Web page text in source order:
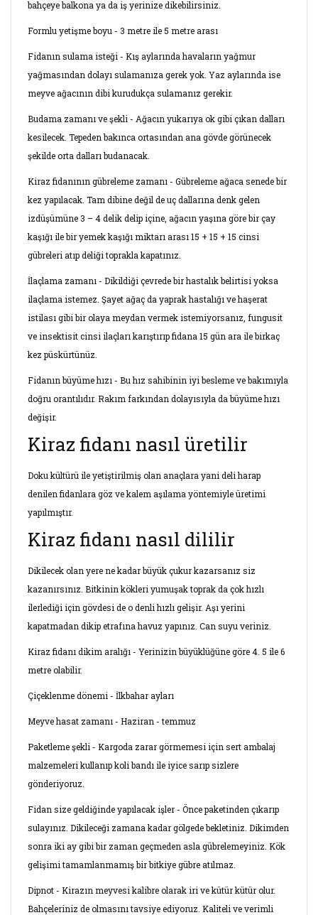
bahçeye balkona ya da iş yerinize dikebilirsiniz.
Formlu yetişme boyu - 3 metre ile 5 metre arası
Fidanın sulama isteği - Kış aylarında havaların yağmur
yağmasından dolayı sulamanıza gerek yok. Yaz aylarında ise
meyve ağacının dibi kurudukça sulamanız gerekir.
Budama zamanı ve şekli - Ağacın yukarıya ok gibi çıkan dalları
kesilecek. Tepeden bakınca ortasından ana gövde görünecek
şekilde orta dalları budanacak.
Kiraz fidanının gübreleme zamanı - Gübreleme ağaca senede bir
kez yapılacak. Tam dibine değil de uç dallarına denk gelen
izdüşümüne 3 – 4 delik delip içine, ağacın yaşına göre bir çay
kaşığı ile bir yemek kaşığı miktarı arası 15 + 15 + 15 cinsi
gübreleri atıp deliği toprakla kapatınız.
İlaçlama zamanı - Dikildiği çevrede bir hastalık belirtisi yoksa
ilaçlama istemez. Şayet ağaç da yaprak hastalığı ve haşerat
istilası gibi bir olaya meydan vermek istemiyorsanız, fungusit
ve insektisit cinsi ilaçları karıştırıp fidana 15 gün ara ile birkaç
kez püskürtünüz.
Fidanın büyüme hızı - Bu hız sahibinin iyi besleme ve bakımıyla
doğru orantılıdır. Rakım farkından dolayısıyla da büyüme hızı
değişir.
Kiraz fidanı nasıl üretilir
Doku kültürü ile yetiştirilmiş olan anaçlara yani deli harap
denilen fidanlara göz ve kalem aşılama yöntemiyle üretimi
yapılmıştır.
Kiraz fidanı nasıl dililir
Dikilecek olan yere ne kadar büyük çukur kazarsanız siz
kazanırsınız. Bitkinin kökleri yumuşak toprak da çok hızlı
ilerlediği için gövdesi de o denli hızlı gelişir. Aşı yerini
kapatmadan dikip etrafına havuz yapınız. Can suyu veriniz.
Kiraz fidanı dikim aralığı - Yerinizin büyüklüğüne göre 4. 5 ile 6
metre olabilir.
Çiçeklenme dönemi - İlkbahar ayları
Meyve hasat zamanı - Haziran - temmuz
Paketleme şekli - Kargoda zarar görmemesi için sert ambalaj
malzemeleri kullanıp koli bandı ile iyice sarıp sizlere
gönderiyoruz.
Fidan size geldiğinde yapılacak işler - Önce paketinden çıkarıp
sulayınız. Dikileceği zamana kadar gölgede bekletiniz. Dikimden
sonra iki ay gibi bir zaman geçmeden asla gübrelemeyiniz. Kök
gelişimi tamamlanmamış bir bitkiye gübre atılmaz.
Dipnot - Kirazın meyvesi kalibre olarak iri ve kütür kütür olur.
Bahçeleriniz de olmasını tavsiye ediyoruz. Kaliteli ve verimli